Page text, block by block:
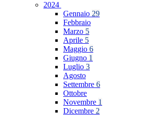
2024
Gennaio 29
Febbraio
Marzo 5
Aprile 5
Maggio 6
Giugno 1
Luglio 3
Agosto
Settembre 6
Ottobre
Novembre 1
Dicembre 2